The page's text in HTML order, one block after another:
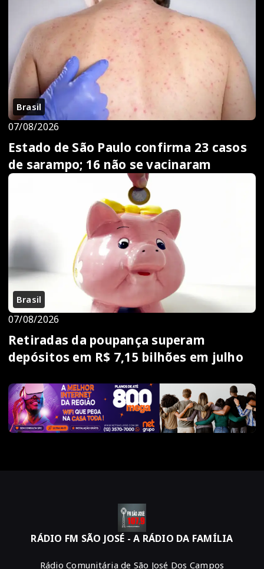
Brasil
07/08/2026
Estado de São Paulo confirma 23 casos
de sarampo; 16 não se vacinaram
Brasil
07/08/2026
Retiradas da poupança superam
depósitos em R$ 7,15 bilhões em julho
RÁDIO FM SÃO JOSÉ - A RÁDIO DA FAMÍLIA
Rádio Comunitária de São José Dos Campos